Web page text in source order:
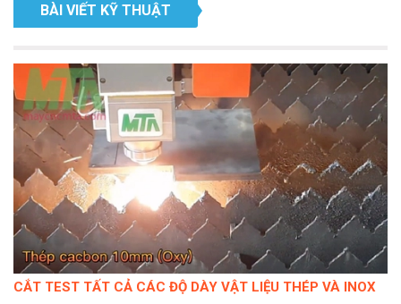
BÀI VIẾT KỸ THUẬT
CẮT TEST TẤT CẢ CÁC ĐỘ DÀY VẬT LIỆU THÉP VÀ INOX